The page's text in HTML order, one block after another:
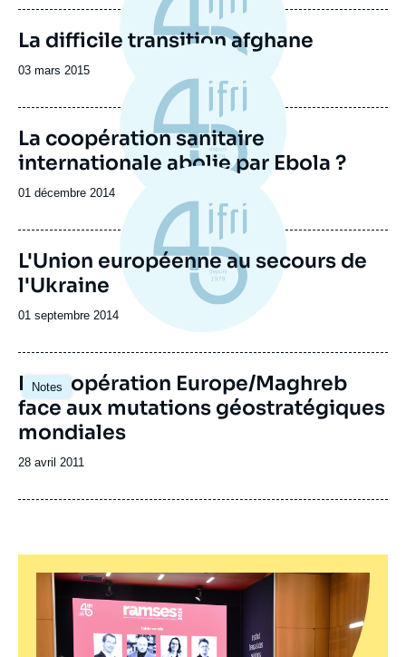
publication
La difficile transition afghane
Date
publication
03 mars 2015
La coopération sanitaire
internationale abolie par Ebola ?
Date
publication
01 décembre 2014
L'Union européenne au secours de
l'Ukraine
Date
publication
01 septembre 2014
Notes
La coopération Europe/Maghreb
face aux mutations géostratégiques
mondiales
Date
publication
28 avril 2011